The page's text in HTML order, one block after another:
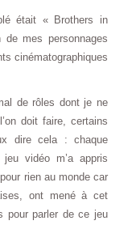
était « Brothers in
mes personnages
cinématographiques
de rôles dont je ne
doit faire, certains
dire cela : chaque
vidéo m’a appris
rien au monde car
ont mené à cet
pour parler de ce jeu